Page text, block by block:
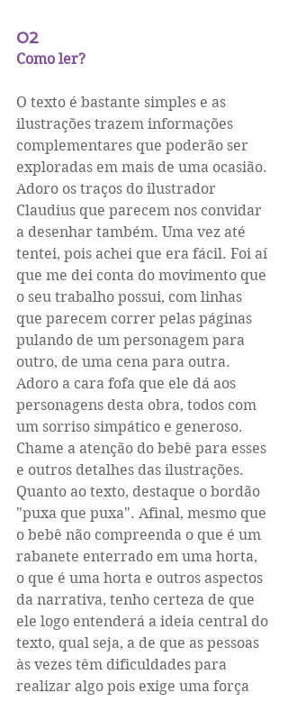
02
Como ler?
O texto é bastante simples e as
ilustrações trazem informações
complementares que poderão ser
exploradas em mais de uma ocasião.
Adoro os traços do ilustrador
Claudius que parecem nos convidar
a desenhar também. Uma vez até
tentei, pois achei que era fácil. Foi aí
que me dei conta do movimento que
o seu trabalho possui, com linhas
que parecem correr pelas páginas
pulando de um personagem para
outro, de uma cena para outra.
Adoro a cara fofa que ele dá aos
personagens desta obra, todos com
um sorriso simpático e generoso.
Chame a atenção do bebê para esses
e outros detalhes das ilustrações.
Quanto ao texto, destaque o bordão
"puxa que puxa". Afinal, mesmo que
o bebê não compreenda o que é um
rabanete enterrado em uma horta,
o que é uma horta e outros aspectos
da narrativa, tenho certeza de que
ele logo entenderá a ideia central do
texto, qual seja, a de que as pessoas
às vezes têm dificuldades para
realizar algo pois exige uma força